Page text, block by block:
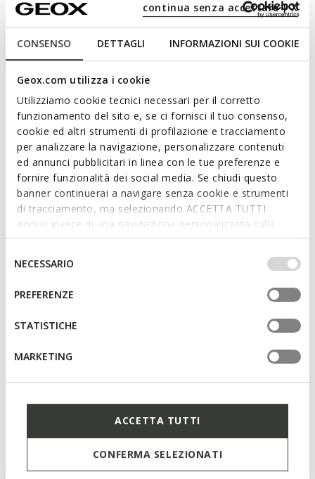
CONSENSO DETTAGLI INFORMAZIONI SUI COOKIE
Geox.com utilizza i cookie
Utilizziamo cookie tecnici necessari per il corretto
funzionamento del sito e, se ci fornisci il tuo consenso,
cookie ed altri strumenti di profilazione e tracciamento
per analizzare la navigazione, personalizzare contenuti
ed annunci pubblicitari in linea con le tue preferenze e
fornire funzionalità dei social media. Se chiudi questo
banner continuerai a navigare senza cookie e strumenti
di tracciamento, ma selezionando ACCETTA TUTTI
godrai invece di una navigazione personalizzata sulla
base dei tuoi gusti ed interessi. Selezionando
IMPOSTAZIONI potrai anche scegliere quali cookies ed
altri strumenti di tracciamento autorizzare. Per maggiori
informazioni o per modificare in qualsiasi momento le
tue impostazioni, visita la nostra
del
consenso
NECESSARIO
PREFERENZE
STATISTICHE
MARKETING
ACCETTA TUTTI
CONFERMA SELEZIONATI
continua senza accettare | X
WATERPROOF
Waterproof ankle boots
Waterproof boots
WATERPROOF
OLIVIERA + GRIP WOMAN